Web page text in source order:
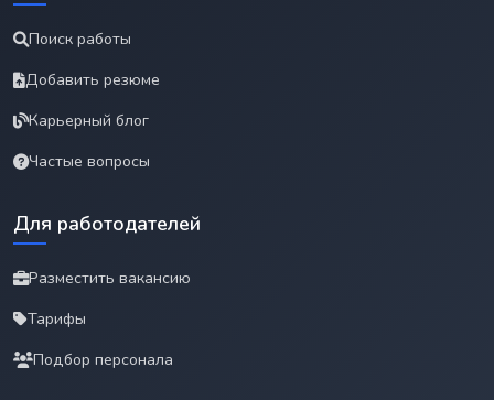
Поиск работы
Добавить резюме
Карьерный блог
Частые вопросы
Для работодателей
Разместить вакансию
Тарифы
Подбор персонала